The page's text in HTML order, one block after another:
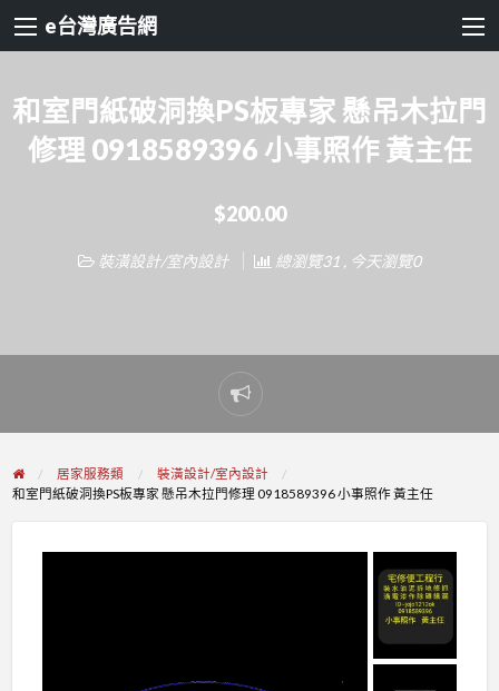
e台灣廣告網
和室門紙破洞換PS板專家 懸吊木拉門
修理 0918589396 小事照作 黃主任
$200.00
裝潢設計/室內設計 總瀏覽31 , 今天瀏覽0
Report
problem
居家服務類
裝潢設計/室內設計
和室門紙破洞換PS板專家 懸吊木拉門修理 0918589396 小事照作 黃主任